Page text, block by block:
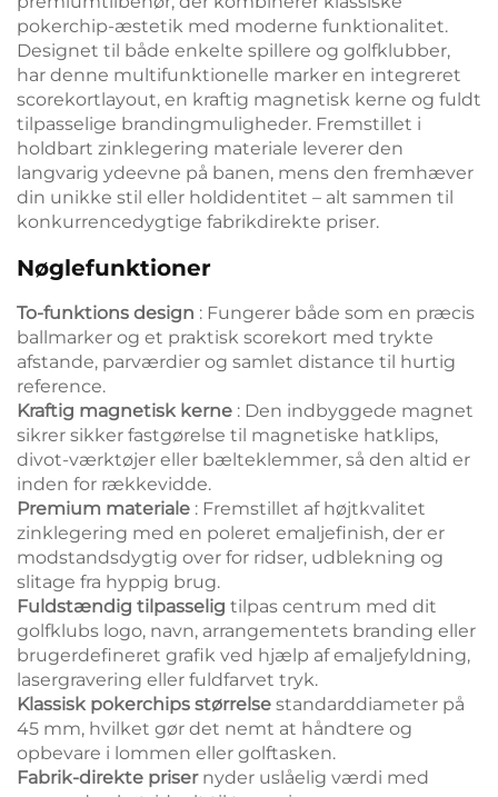
pokerchip-æstetik med moderne funktionalitet.
Designet til både enkelte spillere og golfklubber,
har denne multifunktionelle marker en integreret
scorekortlayout, en kraftig magnetisk kerne og fuldt
tilpasselige brandingmuligheder. Fremstillet i
holdbart zinklegering materiale leverer den
langvarig ydeevne på banen, mens den fremhæver
din unikke stil eller holdidentitet – alt sammen til
konkurrencedygtige fabrikdirekte priser.
Nøglefunktioner
To-funktions design : Fungerer både som en præcis
ballmarker og et praktisk scorekort med trykte
afstande, parværdier og samlet distance til hurtig
reference.
Kraftig magnetisk kerne : Den indbyggede magnet
sikrer sikker fastgørelse til magnetiske hatklips,
divot-værktøjer eller bælteklemmer, så den altid er
inden for rækkevidde.
Premium materiale : Fremstillet af højtkvalitet
zinklegering med en poleret emaljefinish, der er
modstandsdygtig over for ridser, udblekning og
slitage fra hyppig brug.
Fuldstændig tilpasselig tilpas centrum med dit
golfklubs logo, navn, arrangementets branding eller
brugerdefineret grafik ved hjælp af emaljefyldning,
lasergravering eller fuldfarvet tryk.
Klassisk pokerchips størrelse standarddiameter på
45 mm, hvilket gør det nemt at håndtere og
opbevare i lommen eller golftasken.
Fabrik-direkte priser nyder uslåelig værdi med